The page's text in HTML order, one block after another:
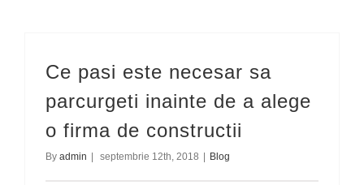
Ce pasi este necesar sa
parcurgeti inainte de a alege
o firma de constructii
By admin | septembrie 12th, 2018 | Blog